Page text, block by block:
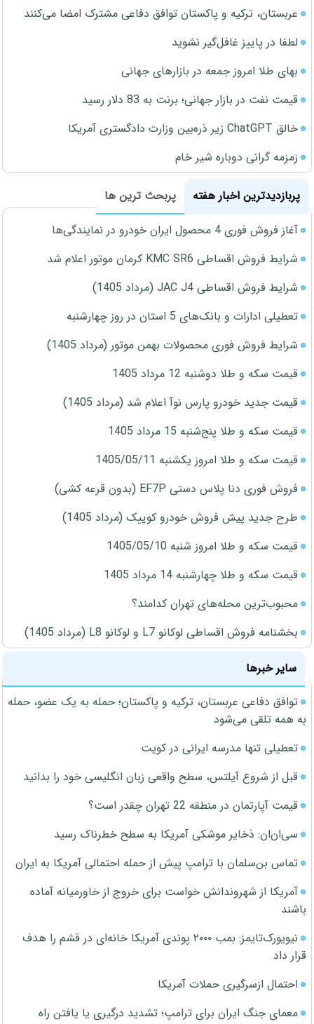
عربستان، ترکیه و پاکستان توافق دفاعی مشترک امضا می‌کنند
لطفا در پاییز غافل‌گیر نشوید
بهای طلا امروز جمعه در بازارهای جهانی
قیمت نفت در بازار جهانی؛ برنت به 83 دلار رسید
خالق ChatGPT زیر ذره‌بین وزارت دادگستری آمریکا
زمزمه گرانی دوباره شیر خام
پربازدیدترین اخبار هفته
پربحث ترین ها
آغاز فروش فوری 4 محصول ایران خودرو در نمایندگی‌ها
شرایط فروش اقساطی KMC SR6 کرمان موتور اعلام شد
شرایط فروش اقساطی JAC J4 (مرداد 1405)
تعطیلی ادارات و بانک‌های 5 استان در روز چهارشنبه
شرایط فروش فوری محصولات بهمن موتور (مرداد 1405)
قیمت سکه و طلا دوشنبه 12 مرداد 1405
قیمت جدید خودرو پارس نوآ اعلام شد (مرداد 1405)
قیمت سکه و طلا پنج‌شنبه 15 مرداد 1405
قیمت سکه و طلا امروز یکشنبه 1405/05/11
فروش فوری دنا پلاس دستی EF7P (بدون قرعه کشی)
طرح جدید پیش فروش خودرو کوییک (مرداد 1405)
قیمت سکه و طلا امروز شنبه 1405/05/10
قیمت سکه و طلا چهارشنبه 14 مرداد 1405
محبوب‌ترین محله‌های تهران کدامند؟
بخشنامه فروش اقساطی لوکانو L7 و لوکانو L8 (مرداد 1405)
سایر خبرها
توافق دفاعی عربستان، ترکیه و پاکستان؛ حمله به یک عضو، حمله
به همه تلقی می‌شود
تعطیلی تنها مدرسه ایرانی در کویت
قبل از شروع آیلتس، سطح واقعی زبان انگلیسی خود را بدانید
قیمت آپارتمان در منطقه 22 تهران چقدر است؟
سی‌ان‌ان: ذخایر موشکی آمریکا به سطح خطرناک رسید
تماس بن‌سلمان با ترامپ پیش از حمله احتمالی آمریکا به ایران
آمریکا از شهروندانش خواست برای خروج از خاورمیانه آماده
باشند
نیویورک‌تایمز: بمب ۲۰۰۰ پوندی آمریکا خانه‌ای در قشم را هدف
قرار داد
احتمال ازسرگیری حملات آمریکا
معمای جنگ ایران برای ترامپ؛ تشدید درگیری یا یافتن راه